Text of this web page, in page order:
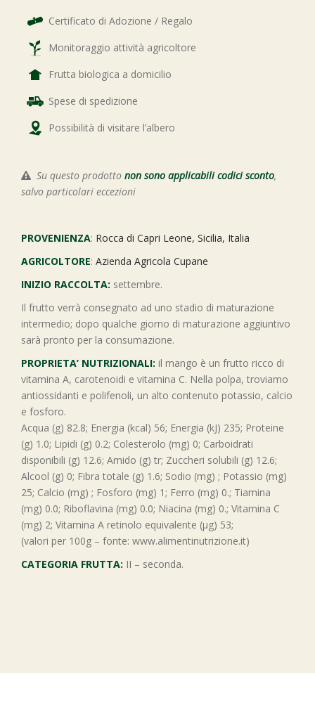
Certificato di Adozione / Regalo
Monitoraggio attività agricoltore
Frutta biologica a domicilio
Spese di spedizione
Possibilità di visitare l’albero
Su questo prodotto non sono applicabili codici sconto,
salvo particolari eccezioni
PROVENIENZA: Rocca di Capri Leone, Sicilia, Italia
AGRICOLTORE: Azienda Agricola Cupane
INIZIO RACCOLTA: settembre.
Il frutto verrà consegnato ad uno stadio di maturazione
intermedio; dopo qualche giorno di maturazione aggiuntivo
sarà pronto per la consumazione.
PROPRIETA’ NUTRIZIONALI: il mango è un frutto ricco di
vitamina A, carotenoidi e vitamina C. Nella polpa, troviamo
antiossidanti e polifenoli, un alto contenuto potassio, calcio
e fosforo.
Acqua (g) 82.8; Energia (kcal) 56; Energia (kJ) 235; Proteine
(g) 1.0; Lipidi (g) 0.2; Colesterolo (mg) 0; Carboidrati
disponibili (g) 12.6; Amido (g) tr; Zuccheri solubili (g) 12.6;
Alcool (g) 0; Fibra totale (g) 1.6; Sodio (mg) ; Potassio (mg)
25; Calcio (mg) ; Fosforo (mg) 1; Ferro (mg) 0.; Tiamina
(mg) 0.0; Riboflavina (mg) 0.0; Niacina (mg) 0.; Vitamina C
(mg) 2; Vitamina A retinolo equivalente (μg) 53;
(valori per 100g – fonte: www.alimentinutrizione.it)
CATEGORIA FRUTTA: II – seconda.